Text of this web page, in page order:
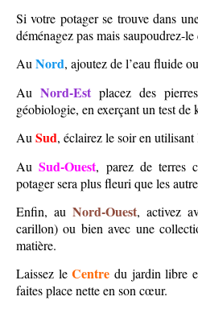
Si votre potager se trouve dans
déménagez pas mais saupoudrez-
AuNord, ajoutez de l’eau fluide
Au Nord-Estplacez des
géobiologie, en exerçant un test de
Au Sud, éclairez le soir en utilisant
AuSud-Ouest, parez de terres
potager sera plus fleuri que les
Enfin, au Nord-Ouest, activez
carillon) ou bien avec une
matière.
Laissez leCentre du jardin libre
faites place nette en son cœur.